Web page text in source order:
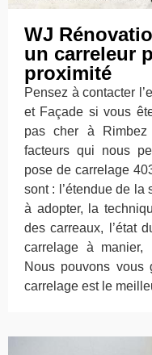
WJ
un carreleur
proximité
Pensez à contacter
et Façade si vous
pas cher à
facteurs qui nous
pose de carrelage
sont : l’étendue de la
à adopter, la
des carreaux, l’état
carrelage à manier,
Nous pouvons vous
carrelage est le